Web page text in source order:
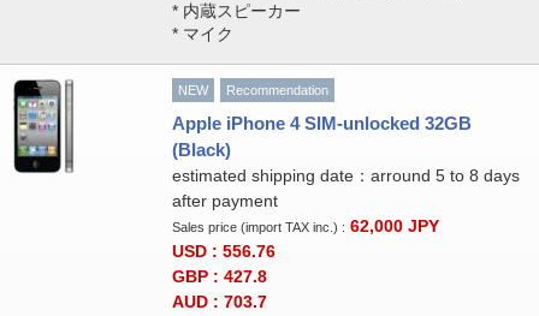
* 内蔵スピーカー
* マイク
NEW Recommendation
Apple iPhone 4 SIM-unlocked 32GB
(Black)
estimated shipping date：arround 5 to 8 days
after payment
Sales price (import TAX inc.) : 62,000 JPY
USD : 556.76
GBP : 427.8
AUD : 703.7